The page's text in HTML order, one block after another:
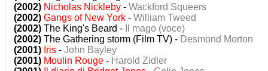
(2002) Nicholas Nickleby - Wackford Squeers
(2002) Gangs of New York - William Tweed
(2002) The King's Beard -
Il mago (voce)
(2002) The Gathering storm (Film TV) - Desmond Morton
(2001) Iris - John Bayley
(2001) Moulin Rouge - Harold Zidler